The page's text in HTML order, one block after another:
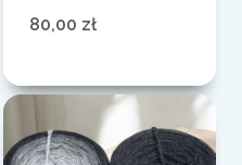
80,00 zł